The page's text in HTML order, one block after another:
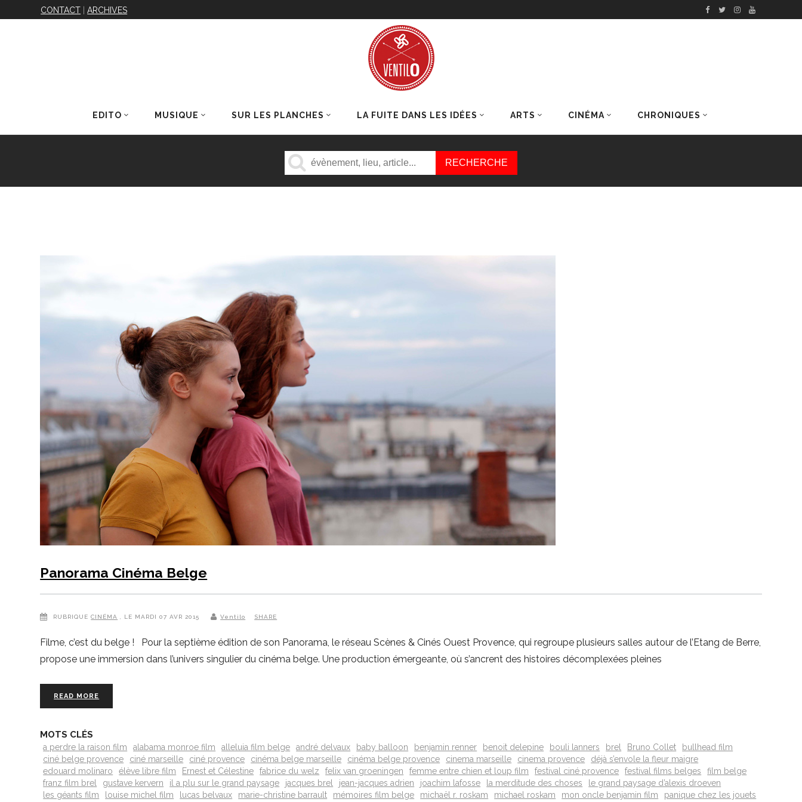
CONTACT |ARCHIVES
EDITO MUSIQUE SUR LES PLANCHES LA FUITE DANS LES IDÉES ARTS CINÉMA CHRONIQUES
DERNIERS ARTICLES
Panorama Cinéma Belge
RUBRIQUE CINÉMA , LE MARDI 07 AVR 2015 Ventilo SHARE
Filme, c’est du belge ! Pour la septième édition de son Panorama, le réseau Scènes & Cinés Ouest Provence, qui regroupe plusieurs salles autour de l’Etang de Berre,
propose une immersion dans l’univers singulier du cinéma belge. Une production émergeante, où s’ancrent des histoires décomplexées pleines
READ MORE
MOTS CLÉS
a perdre la raison film alabama monroe film alleluia film belge andré delvaux baby balloon benjamin renner benoit delepine bouli lanners brel Bruno Collet
bullhead film
ciné belge provence
ciné marseille ciné provence cinéma belge marseille cinéma belge provence cinema marseille cinema provence
déjà s’envole la fleur maigre
edouard molinaro
élève libre film Ernest et Célestine fabrice du welz felix van groeningen femme entre chien et loup film festival ciné provence festival films belges
film belge
franz film brel
gustave kervern il a plu sur le grand paysage jacques brel jean-jacques adrien joachim lafosse la merditude des choses
le grand paysage d’alexis droeven
les géants film
louise michel film lucas belvaux marie-christine barrault mémoires film belge michaël r. roskam michael roskam mon oncle benjamin film panique chez les jouets